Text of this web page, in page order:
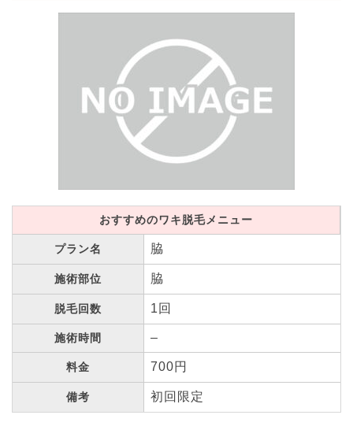
おすすめのワキ脱毛メニュー
プラン名 脇
施術部位 脇
脱毛回数 1回
施術時間 –
料金 700円
備考 初回限定